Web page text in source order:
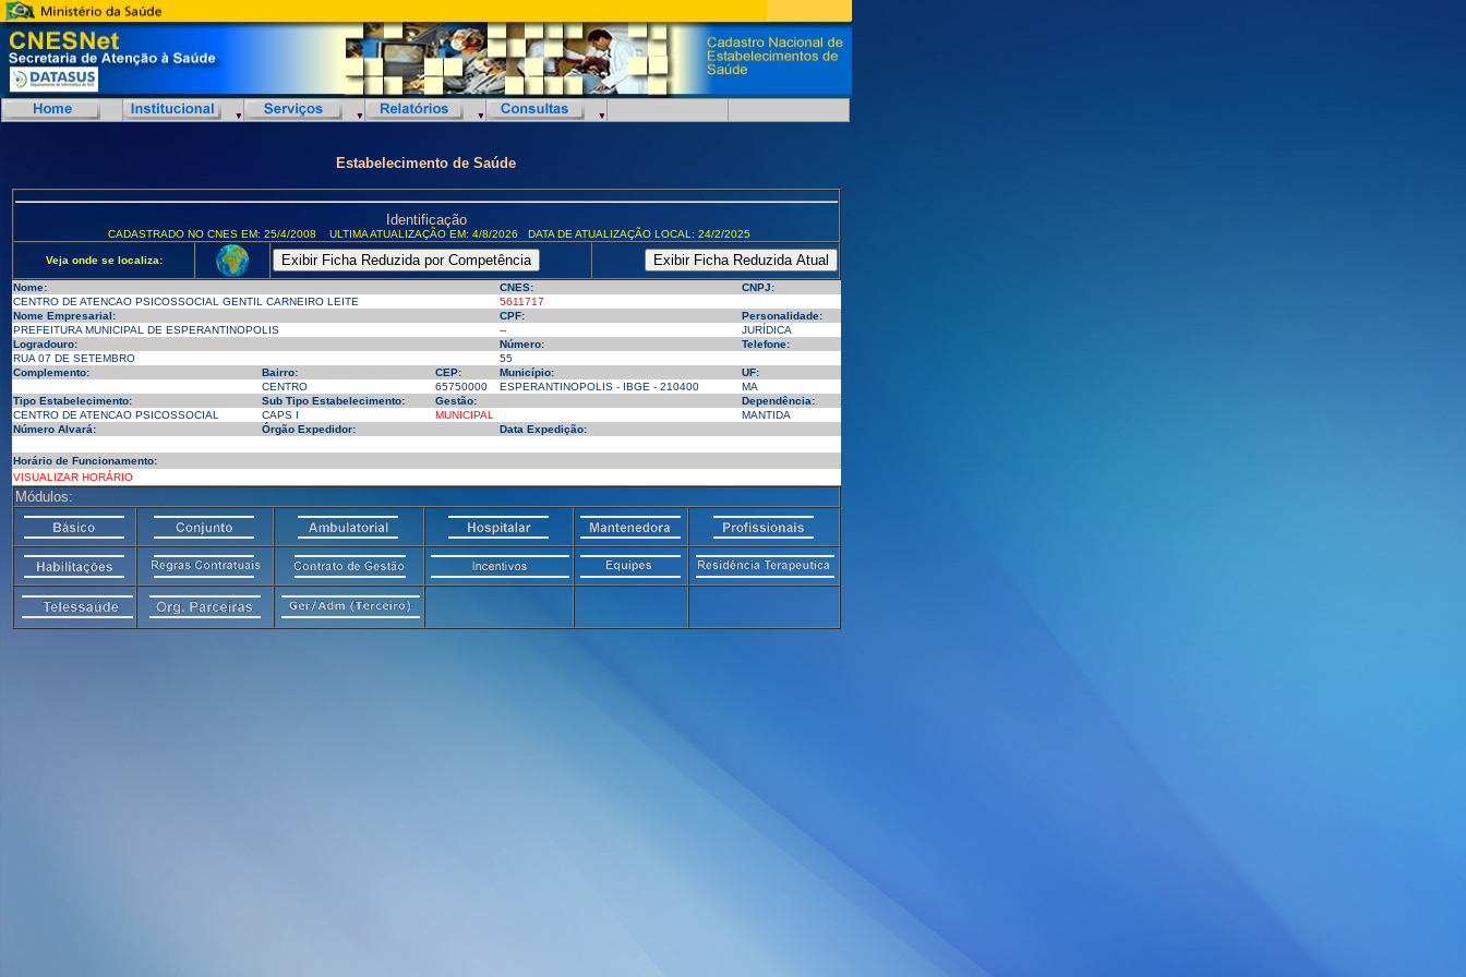
Estabelecimento de Saúde
Identificação
CADASTRADO NO CNES EM: 25/4/2008 ULTIMA ATUALIZAÇÃO EM: 4/8/2026 DATA DE ATUALIZAÇÃO LOCAL: 24/2/2025
Veja onde se localiza:
Nome: CNES:
CNPJ:
CENTRO DE ATENCAO PSICOSSOCIAL GENTIL CARNEIRO LEITE
5611717
Nome Empresarial:
CPF:
Personalidade:
PREFEITURA MUNICIPAL DE ESPERANTINOPOLIS
--
JURÍDICA
Logradouro:
Número:
Telefone:
RUA 07 DE SETEMBRO
55
Complemento:
Bairro: CEP: Município:
UF:
CENTRO
65750000 ESPERANTINOPOLIS - IBGE - 210400
MA
Tipo Estabelecimento:
Sub Tipo Estabelecimento: Gestão:
Dependência:
CENTRO DE ATENCAO PSICOSSOCIAL
CAPS I MUNICIPAL
MANTIDA
Número Alvará:
Órgão Expedidor: Data Expedição:
Horário de Funcionamento:
VISUALIZAR HORÁRIO
Módulos: